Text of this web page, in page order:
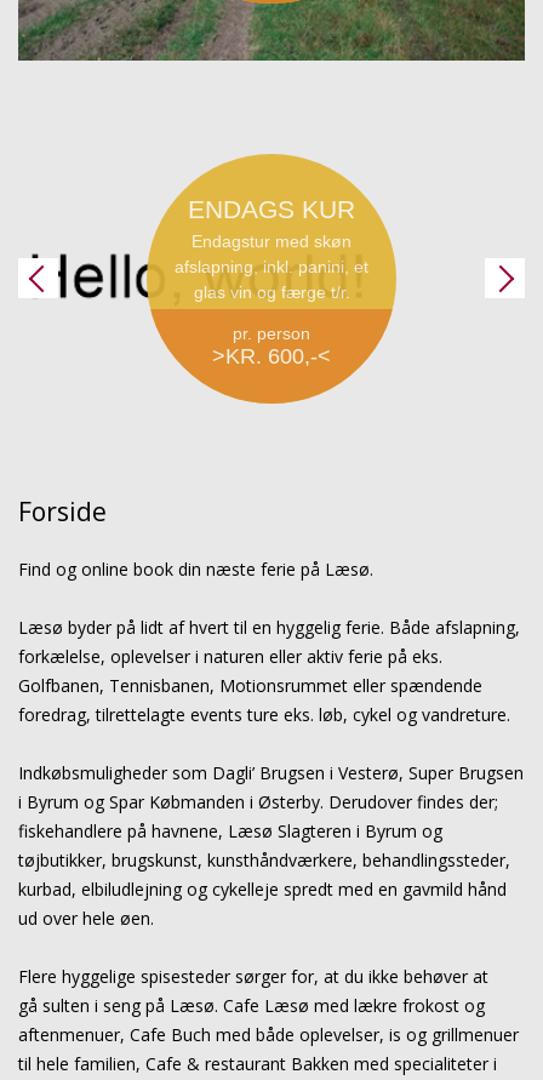
ENDAGS KUR
Endagstur med skøn
afslapning, inkl. panini, et
glas vin og færge t/r.
pr. person
>KR. 600,-<
Forside
Find og online book din næste ferie på Læsø.
Læsø byder på lidt af hvert til en hyggelig ferie. Både afslapning,
forkælelse, oplevelser i naturen eller aktiv ferie på eks.
Golfbanen, Tennisbanen, Motionsrummet eller spændende
foredrag, tilrettelagte events ture eks. løb, cykel og vandreture.
Indkøbsmuligheder som Dagli’ Brugsen i Vesterø, Super Brugsen
i Byrum og Spar Købmanden i Østerby. Derudover findes der;
fiskehandlere på havnene, Læsø Slagteren i Byrum og
tøjbutikker, brugskunst, kunsthåndværkere, behandlingssteder,
kurbad, elbiludlejning og cykelleje spredt med en gavmild hånd
ud over hele øen.
Flere hyggelige spisesteder sørger for, at du ikke behøver at
gå sulten i seng på Læsø. Cafe Læsø med lækre frokost og
aftenmenuer, Cafe Buch med både oplevelser, is og grillmenuer
til hele familien, Cafe & restaurant Bakken med specialiteter i